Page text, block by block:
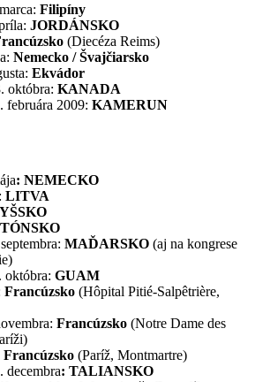
Filipíny
JORDÁNSKO
(Diecéza Reims)
Nemecko / Švajčiarsko
Ekvádor
októbra: KANADA
februára 2009: KAMERUN
: NEMECKO
LITVA
MAĎARSKO (aj na kongrese
októbra: GUAM
Francúzsko (Hôpital Pitié-Salpêtrière,
Francúzsko (Notre Dame des
Francúzsko (Paríž, Montmartre)
decembra: TALIANSKO